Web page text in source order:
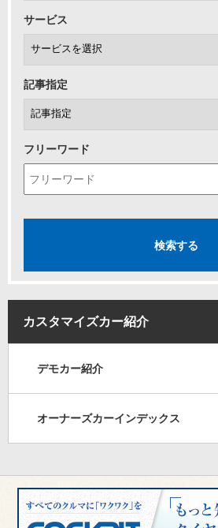
サービス
記事指定
フリーワード
カスタマイズカー紹介
デモカー紹介
オーナーズカーインデックス